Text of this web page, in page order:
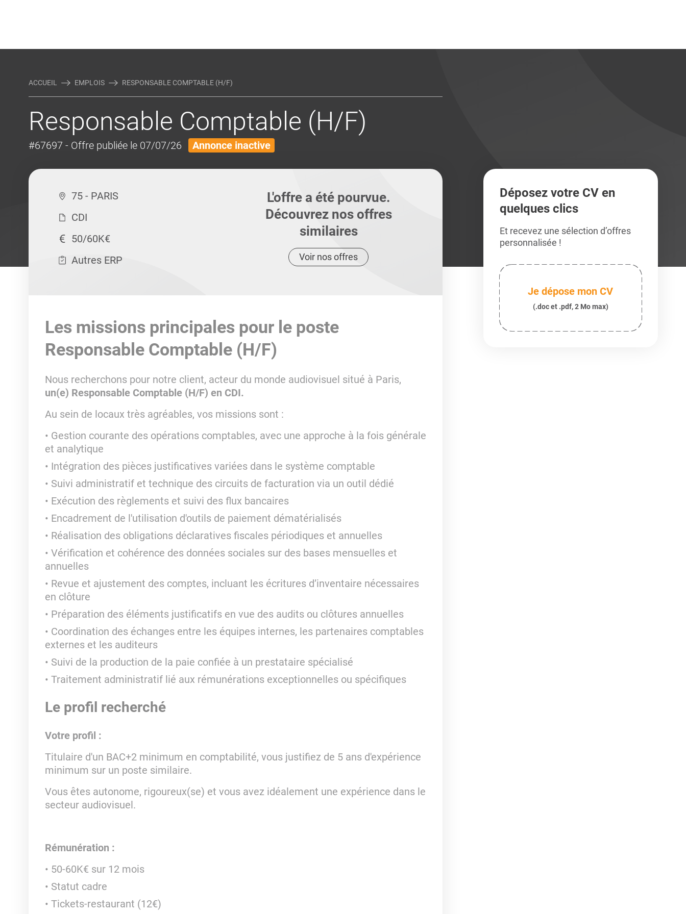
ACCUEIL EMPLOIS RESPONSABLE COMPTABLE (H/F)
Responsable Comptable (H/F)
#67697 - Offre publiée le 07/07/26 Annonce inactive
75 - PARIS
CDI
50/60K€
Autres ERP
L'offre a été pourvue.
Découvrez nos offres
similaires
Voir nos offres
Les missions principales pour le poste
Responsable Comptable (H/F)
Nous recherchons pour notre client, acteur du monde audiovisuel situé à Paris,
un(e) Responsable Comptable (H/F) en CDI.
Au sein de locaux très agréables, vos missions sont :
Gestion courante des opérations comptables, avec une approche à la fois générale
et analytique
Intégration des pièces justificatives variées dans le système comptable
Suivi administratif et technique des circuits de facturation via un outil dédié
Exécution des règlements et suivi des flux bancaires
Encadrement de l'utilisation d'outils de paiement dématérialisés
Réalisation des obligations déclaratives fiscales périodiques et annuelles
Vérification et cohérence des données sociales sur des bases mensuelles et
annuelles
Revue et ajustement des comptes, incluant les écritures d’inventaire nécessaires
en clôture
Préparation des éléments justificatifs en vue des audits ou clôtures annuelles
Coordination des échanges entre les équipes internes, les partenaires comptables
externes et les auditeurs
Suivi de la production de la paie confiée à un prestataire spécialisé
Traitement administratif lié aux rémunérations exceptionnelles ou spécifiques
Le profil recherché
Votre profil :
Titulaire d'un BAC+2 minimum en comptabilité, vous justifiez de 5 ans d'expérience
minimum sur un poste similaire.
Vous êtes autonome, rigoureux(se) et vous avez idéalement une expérience dans le
secteur audiovisuel.
Rémunération :
50-60K€ sur 12 mois
Statut cadre
Tickets-restaurant (12€)
Déposez votre CV en
quelques clics
Et recevez une sélection d’offres
personnalisée !
Je dépose mon CV
(.doc et .pdf, 2 Mo max)